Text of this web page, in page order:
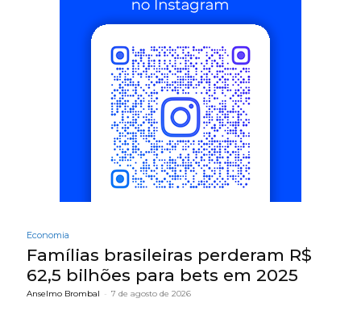
Economia
Famílias brasileiras perderam R$
62,5 bilhões para bets em 2025
Anselmo Brombal - 7 de agosto de 2026